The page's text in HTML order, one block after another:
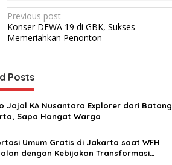
P
o
t
n
a
v
i
g
Previous post
Konser DEWA 19 di GBK, Sukses
Memeriahkan Penonton
Posts
Jajal KA Nusantara Explorer dari Batang
Sapa Hangat Warga
Umum Gratis di Jakarta saat WFH
dengan Kebijakan Transformasi